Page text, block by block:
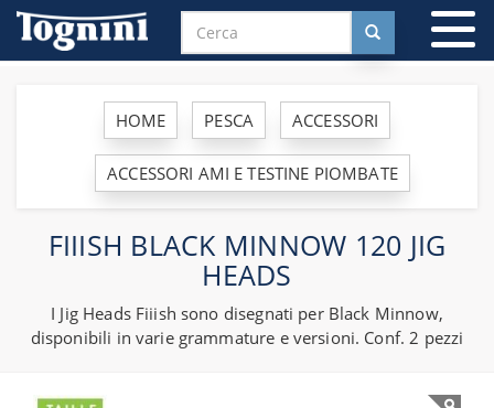
HOME PESCA ACCESSORI
ACCESSORI AMI E TESTINE PIOMBATE
FIIISH BLACK MINNOW 120 JIG
HEADS
I Jig Heads Fiiish sono disegnati per Black Minnow,
disponibili in varie grammature e versioni. Conf. 2 pezzi